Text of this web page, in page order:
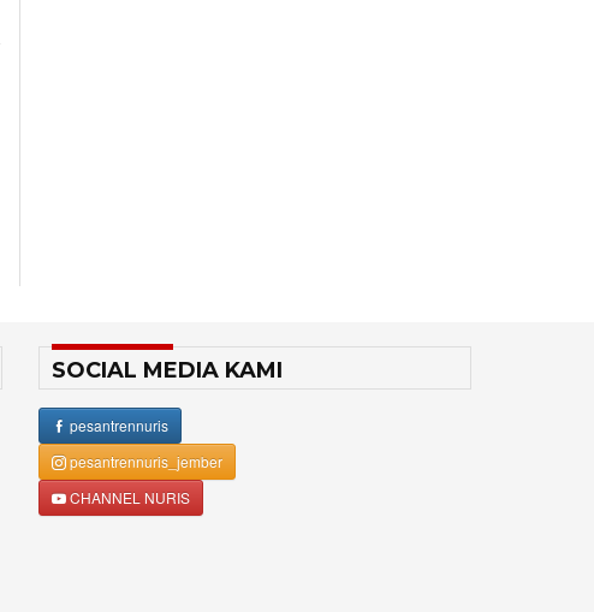
SOCIAL MEDIA KAMI
pesantrennuris
pesantrennuris_jember
CHANNEL NURIS